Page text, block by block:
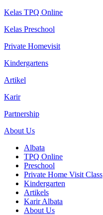
Kelas TPQ Online
Kelas Preschool
Private Homevisit
Kindergartens
Artikel
Karir
Partnership
About Us
Albata
TPQ Online
Preschool
Private Home Visit Class
Kindergarten
Artikels
Karir Albata
About Us